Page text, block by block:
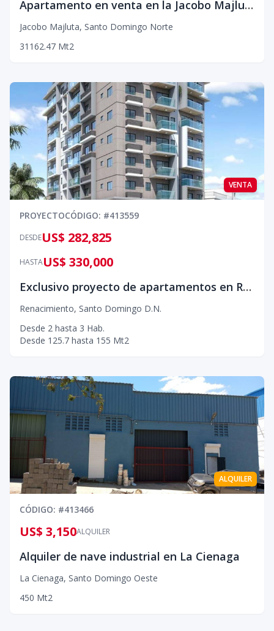
Apartamento en venta en la Jacobo Majluta
Jacobo Majluta, Santo Domingo Norte
31 162.47 Mt2
VENTA
PROYECTOCÓDIGO: #413559
DESDEUS$ 282,825
HASTAUS$ 330,000
Exclusivo proyecto de apartamentos en Renacimiento
Renacimiento, Santo Domingo D.N.
Desde 2 hasta 3 Hab.
Desde 125.7 hasta 155 Mt2
ALQUILER
CÓDIGO: #413466
ALQUILER
US$ 3,150
Alquiler de nave industrial en La Cienaga
La Cienaga, Santo Domingo Oeste
450 Mt2